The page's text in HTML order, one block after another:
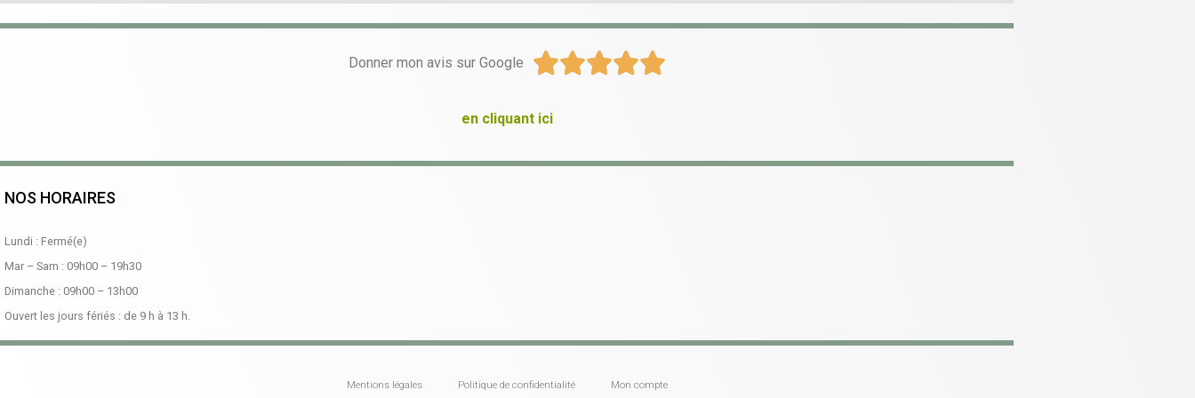
Donner mon avis sur Google 
en cliquant ici
NOS HORAIRES
Lundi : Fermé(e)
Mar – Sam : 09h00 – 19h30
Dimanche : 09h00 – 13h00
Ouvert les jours fériés : de 9 h à 13 h.
Mentions légales Politique de confidentialité Mon compte